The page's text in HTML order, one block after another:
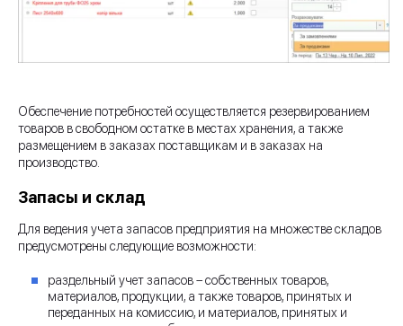
Обеспечение потребностей осуществляется резервированием
товаров в свободном остатке в местах хранения, а также
размещением в заказах поставщикам и в заказах на
производство.
Запасы и склад
Для ведения учета запасов предприятия на множестве складов
предусмотрены следующие возможности:
раздельный учет запасов – собственных товаров,
материалов, продукции, а также товаров, принятых и
переданных на комиссию, и материалов, принятых и